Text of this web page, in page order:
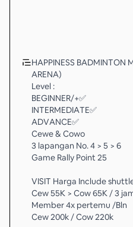
HAPPINESS BADMINTON
ARENA)
Level :
BEGINNER/+✅
INTERMEDIATE✅
ADVANCE✅
Cewe & Cowo
3 lapangan No. 4 > 5 > 6
Game Rally Point 25
VISIT Harga Include
Cew 55K > Cow 65K / 3
Member 4x pertemu /Bln
Cew 200k / Cow 220k